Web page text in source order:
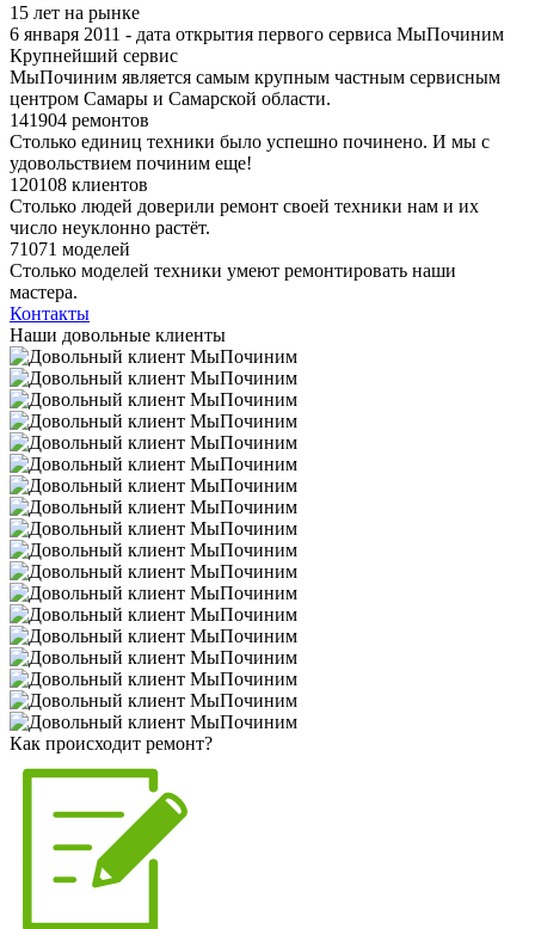
15 лет на рынке
6 января 2011 - дата открытия первого сервиса МыПочиним
Крупнейший сервис
МыПочиним является самым крупным частным сервисным
центром Самары и Самарской области.
141904 ремонтов
Столько единиц техники было успешно починено. И мы с
удовольствием починим еще!
120108 клиентов
Столько людей доверили ремонт своей техники нам и их
число неуклонно растёт.
71071 моделей
Столько моделей техники умеют ремонтировать наши
мастера.
Контакты
Наши довольные клиенты
Как происходит ремонт?